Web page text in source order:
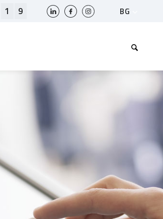
1 9
BG
EN
BIH
RS